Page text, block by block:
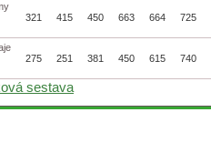
321 415 450 663 664 725
275 251 381 450 615 740
sestava